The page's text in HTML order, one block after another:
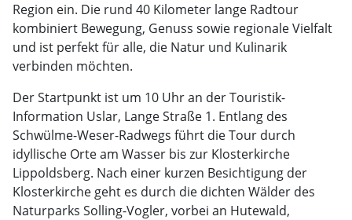
Region ein. Die rund 40 Kilometer lange Radtour
kombiniert Bewegung, Genuss sowie regionale Vielfalt
und ist perfekt für alle, die Natur und Kulinarik
verbinden möchten.
Der Startpunkt ist um 10 Uhr an der Touristik-
Information Uslar, Lange Straße 1. Entlang des
Schwülme-Weser-Radwegs führt die Tour durch
idyllische Orte am Wasser bis zur Klosterkirche
Lippoldsberg. Nach einer kurzen Besichtigung der
Klosterkirche geht es durch die dichten Wälder des
Naturparks Solling-Vogler, vorbei an Hutewald,